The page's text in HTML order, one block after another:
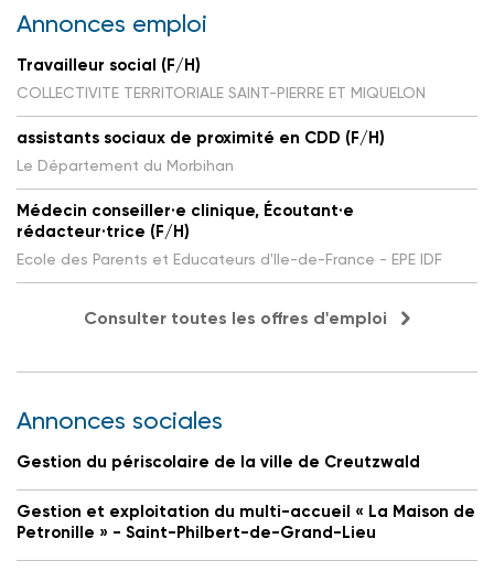
Annonces emploi
Travailleur social (F/H)
COLLECTIVITE TERRITORIALE SAINT-PIERRE ET MIQUELON
assistants sociaux de proximité en CDD (F/H)
Le Département du Morbihan
Médecin conseiller·e clinique, Écoutant·e
rédacteur·trice (F/H)
Ecole des Parents et Educateurs d'Ile-de-France - EPE IDF
Consulter toutes les offres d'emploi
Annonces sociales
Gestion du périscolaire de la ville de Creutzwald
Gestion et exploitation du multi-accueil « La Maison de
Petronille » - Saint-Philbert-de-Grand-Lieu